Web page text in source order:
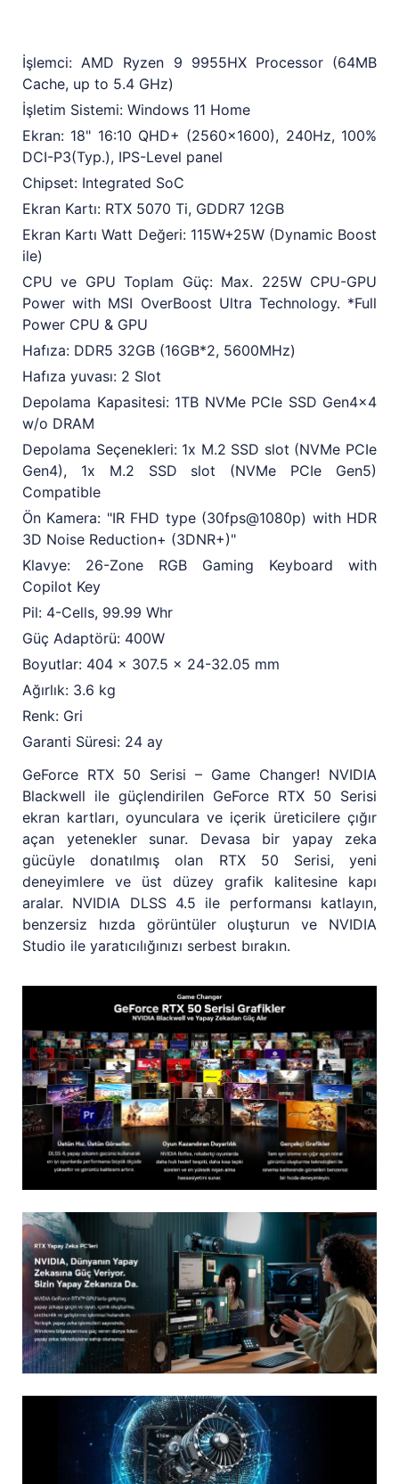
İşlemci: AMD Ryzen 9 9955HX Processor (64MB
Cache, up to 5.4 GHz)
İşletim Sistemi: Windows 11 Home
Ekran: 18" 16:10 QHD+ (2560x1600), 240Hz, 100%
DCI-P3(Typ.), IPS-Level panel
Chipset: Integrated SoC
Ekran Kartı: RTX 5070 Ti, GDDR7 12GB
Ekran Kartı Watt Değeri: 115W+25W (Dynamic Boost
ile)
CPU ve GPU Toplam Güç: Max. 225W CPU-GPU
Power with MSI OverBoost Ultra Technology. *Full
Power CPU & GPU
Hafıza: DDR5 32GB (16GB*2, 5600MHz)
Hafıza yuvası: 2 Slot
Depolama Kapasitesi: 1TB NVMe PCIe SSD Gen4x4
w/o DRAM
Depolama Seçenekleri: 1x M.2 SSD slot (NVMe PCIe
Gen4), 1x M.2 SSD slot (NVMe PCIe Gen5)
Compatible
Ön Kamera: "IR FHD type (30fps@1080p) with HDR
3D Noise Reduction+ (3DNR+)"
Klavye: 26-Zone RGB Gaming Keyboard with
Copilot Key
Pil: 4-Cells, 99.99 Whr
Güç Adaptörü: 400W
Boyutlar: 404 x 307.5 x 24-32.05 mm
Ağırlık: 3.6 kg
Renk: Gri
Garanti Süresi: 24 ay
GeForce RTX 50 Serisi – Game Changer! NVIDIA
Blackwell ile güçlendirilen GeForce RTX 50 Serisi
ekran kartları, oyunculara ve içerik üreticilere çığır
açan yetenekler sunar. Devasa bir yapay zeka
gücüyle donatılmış olan RTX 50 Serisi, yeni
deneyimlere ve üst düzey grafik kalitesine kapı
aralar. NVIDIA DLSS 4.5 ile performansı katlayın,
benzersiz hızda görüntüler oluşturun ve NVIDIA
Studio ile yaratıcılığınızı serbest bırakın.